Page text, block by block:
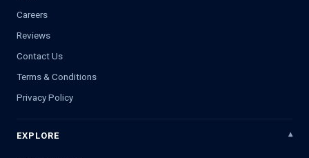
Careers
Reviews
Contact Us
Terms & Conditions
Privacy Policy
EXPLORE